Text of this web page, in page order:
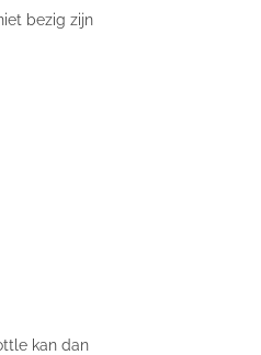
bezig zijn
kan dan